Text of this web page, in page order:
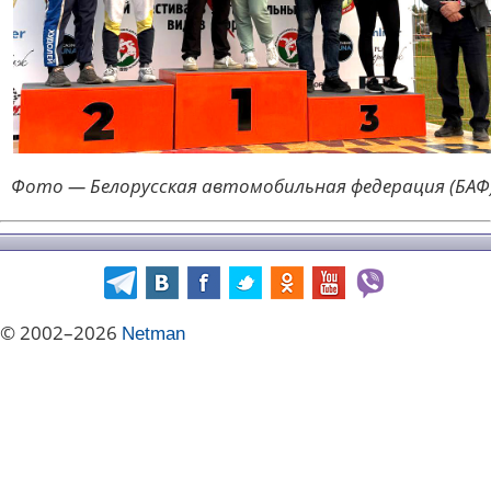
Фото — Белорусская автомобильная федерация
© 2002–2026 Netman